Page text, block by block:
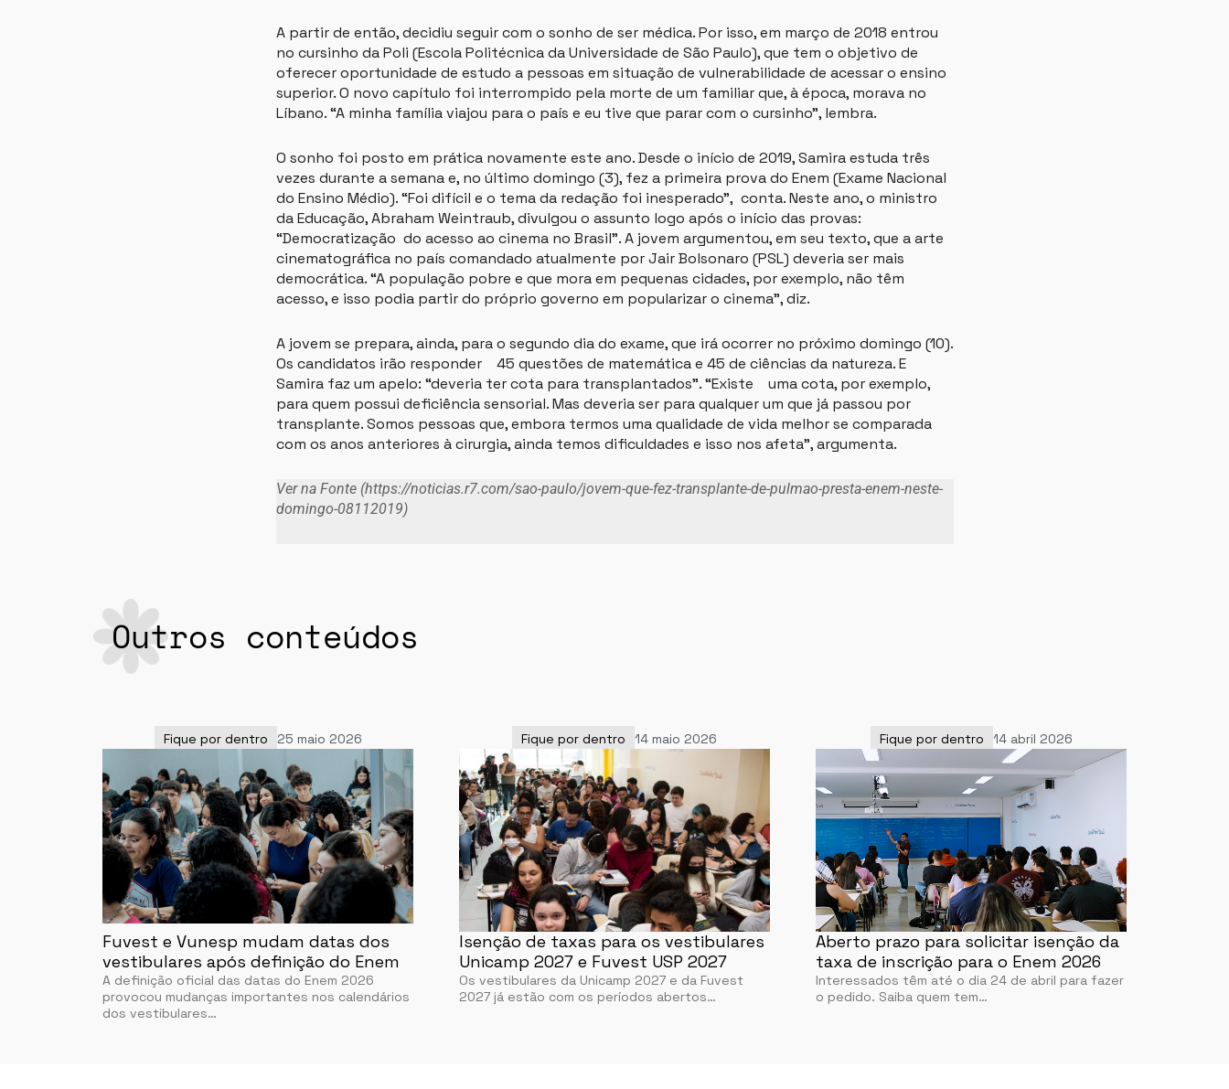
A partir de então, decidiu seguir com o sonho de ser médica. Por isso, em março de 2018 entrou
no cursinho da Poli (Escola Politécnica da Universidade de São Paulo), que tem o objetivo de
oferecer oportunidade de estudo a pessoas em situação de vulnerabilidade de acessar o ensino
superior. O novo capítulo foi interrompido pela morte de um familiar que, à época, morava no
Líbano. “A minha família viajou para o país e eu tive que parar com o cursinho”, lembra.
O sonho foi posto em prática novamente este ano. Desde o início de 2019, Samira estuda três
vezes durante a semana e, no último domingo (3), fez a primeira prova do Enem (Exame Nacional
do Ensino Médio). “Foi difícil e o tema da redação foi inesperado”, conta. Neste ano, o ministro
da Educação, Abraham Weintraub, divulgou o assunto logo após o início das provas:
“Democratização do acesso ao cinema no Brasil”. A jovem argumentou, em seu texto, que a arte
cinematográfica no país comandado atualmente por Jair Bolsonaro (PSL) deveria ser mais
democrática. “A população pobre e que mora em pequenas cidades, por exemplo, não têm
acesso, e isso podia partir do próprio governo em popularizar o cinema”, diz.
A jovem se prepara, ainda, para o segundo dia do exame, que irá ocorrer no próximo domingo (10).
Os candidatos irão responder 45 questões de matemática e 45 de ciências da natureza. E
Samira faz um apelo: “deveria ter cota para transplantados”. “Existe uma cota, por exemplo,
para quem possui deficiência sensorial. Mas deveria ser para qualquer um que já passou por
transplante. Somos pessoas que, embora termos uma qualidade de vida melhor se comparada
com os anos anteriores à cirurgia, ainda temos dificuldades e isso nos afeta”, argumenta.
Ver na Fonte (https://noticias.r7.com/sao-paulo/jovem-que-fez-transplante-de-pulmao-presta-enem-neste-
domingo-08112019)
Outros conteúdos
Fique por dentro 25 maio 2026
Fuvest e Vunesp mudam datas dos
vestibulares após definição do Enem
A definição oficial das datas do Enem 2026
provocou mudanças importantes nos calendários
dos vestibulares…
Fique por dentro 14 maio 2026
Isenção de taxas para os vestibulares
Unicamp 2027 e Fuvest USP 2027
Os vestibulares da Unicamp 2027 e da Fuvest
2027 já estão com os períodos abertos…
Fique por dentro 14 abril 2026
Aberto prazo para solicitar isenção da
taxa de inscrição para o Enem 2026
Interessados têm até o dia 24 de abril para fazer
o pedido. Saiba quem tem…